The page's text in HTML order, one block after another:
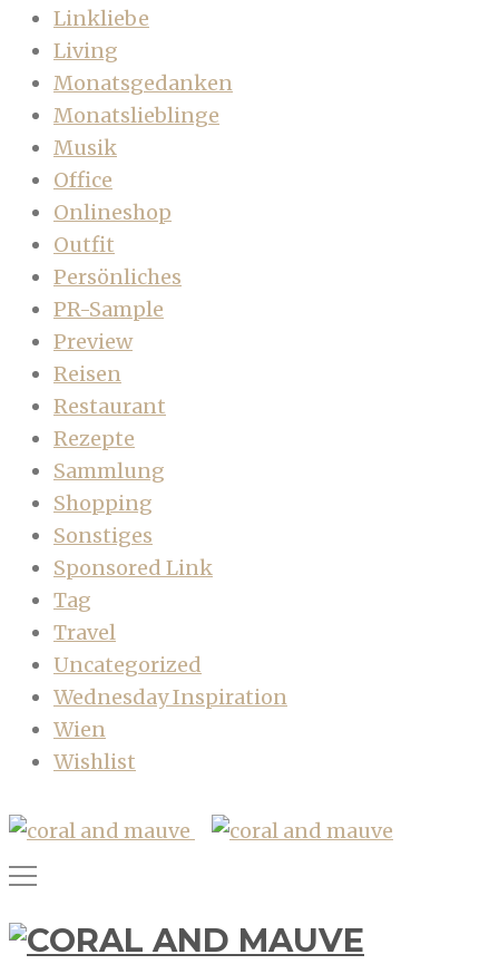
Linkliebe
Living
Monatsgedanken
Monatslieblinge
Musik
Office
Onlineshop
Outfit
Persönliches
PR-Sample
Preview
Reisen
Restaurant
Rezepte
Sammlung
Shopping
Sonstiges
Sponsored Link
Tag
Travel
Uncategorized
Wednesday Inspiration
Wien
Wishlist